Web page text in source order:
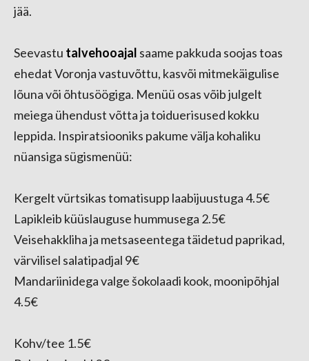
jää.
Seevastu talvehooajal saame pakkuda soojas toas
ehedat Voronja vastuvõttu, kasvõi mitmekäigulise
lõuna või õhtusöögiga. Menüü osas võib julgelt
meiega ühendust võtta ja toiduerisused kokku
leppida. Inspiratsiooniks pakume välja kohaliku
nüansiga sügismenüü:
Kergelt vürtsikas tomatisupp laabijuustuga 4.5€
Lapikleib küüslauguse hummusega 2.5€
Veisehakkliha ja metsaseentega täidetud paprikad,
värvilisel salatipadjal 9€
Mandariinidega valge šokolaadi kook, moonipõhjal
4.5€
Kohv/tee 1.5€